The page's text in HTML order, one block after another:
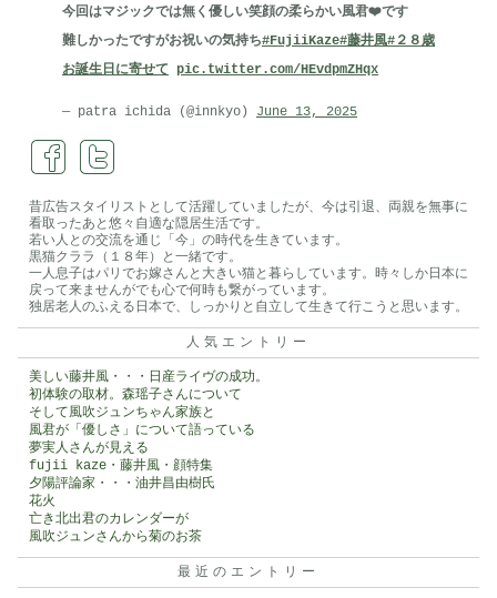
今回はマジックでは無く優しい笑顔の柔らかい風君❤️です
難しかったですがお祝いの気持ち#FujiiKaze#藤井風#２８歳
お誕生日に寄せて pic.twitter.com/HEvdpmZHqx
— patra ichida (@innkyo) June 13, 2025
昔広告スタイリストとして活躍していましたが、今は引退、両親を無事に
看取ったあと悠々自適な隠居生活です。
若い人との交流を通じ「今」の時代を生きています。
黒猫クララ（１８年）と一緒です。
一人息子はパリでお嫁さんと大きい猫と暮らしています。時々しか日本に
戻って来ませんがでも心で何時も繋がっています。
独居老人のふえる日本で、しっかりと自立して生きて行こうと思います。
人気エントリー
美しい藤井風・・・日産ライヴの成功。
初体験の取材。森瑶子さんについて
そして風吹ジュンちゃん家族と
風君が「優しさ」について語っている
夢実人さんが見える
fujii kaze・藤井風・顔特集
夕陽評論家・・・油井昌由樹氏
花火
亡き北出君のカレンダーが
風吹ジュンさんから菊のお茶
最近のエントリー